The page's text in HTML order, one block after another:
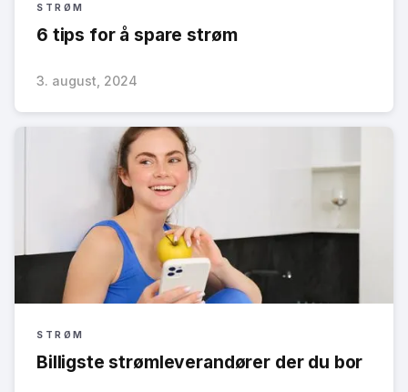
STRØM
6 tips for å spare strøm
3. august, 2024
STRØM
Billigste strømleverandører der du bor